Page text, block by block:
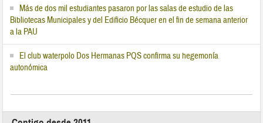
Más de dos mil estudiantes pasaron por las salas de estudio de las
Bibliotecas Municipales y del Edificio Bécquer en el fin de semana anterior
a la PAU
El club waterpolo Dos Hermanas PQS confirma su hegemonía
autonómica